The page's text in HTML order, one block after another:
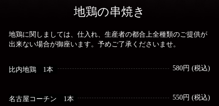
地鶏の串焼き
地鶏に関しましては、仕入れ、生産者の都合上全種類のご提供が
出来ない場合が御座います。予めご了承くださいませ。
比内地鶏 1本 580円 (税込)
名古屋コーチン 1本 550円 (税込)